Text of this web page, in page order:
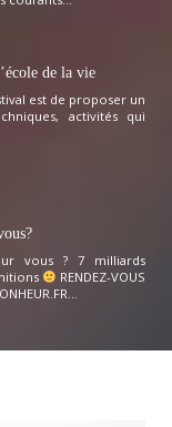
de la vie
est de proposer un
activités qui
vous ? 7 milliards
RENDEZ-VOUS